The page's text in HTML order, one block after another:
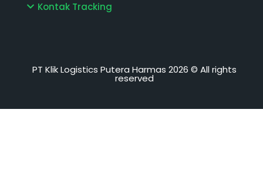
Kontak Tracking
PT Klik Logistics Putera Harmas 2026 © All rights
reserved